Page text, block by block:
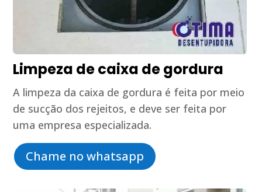
Limpeza de caixa de gordura
A limpeza da caixa de gordura é feita por meio
de sucção dos rejeitos, e deve ser feita por
uma empresa especializada.
Chame no whatsapp